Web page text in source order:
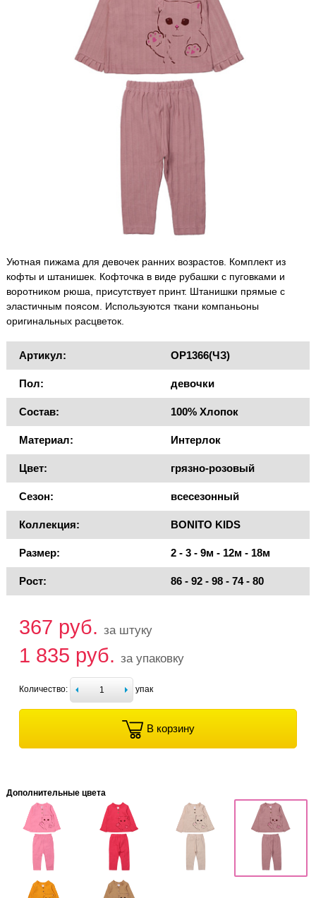
Уютная пижама для девочек ранних возрастов. Комплект из
кофты и штанишек. Кофточка в виде рубашки с пуговками и
воротником рюша, присутствует принт. Штанишки прямые с
эластичным поясом. Используются ткани компаньоны
оригинальных расцветок.
Артикул: OP1366(ЧЗ)
Пол: девочки
Состав: 100% Хлопок
Материал: Интерлок
Цвет: грязно-розовый
Сезон: всесезонный
Коллекция: BONITO KIDS
Размер: 2 - 3 - 9м - 12м - 18м
Рост: 86 - 92 - 98 - 74 - 80
367 руб. за штуку
1 835 руб. за упаковку
Количество: упак
В корзину
Дополнительные цвета